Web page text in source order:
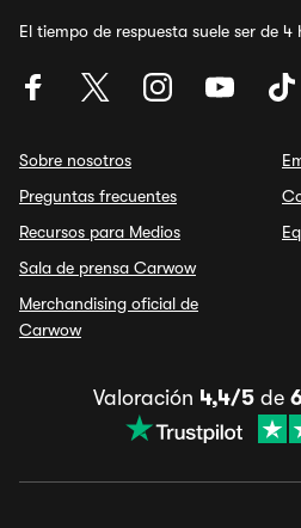
El tiempo de respuesta suele ser de 4
Sobre nosotros
Preguntas frecuentes
Recursos para Medios
Sala de prensa Carwow
Merchandising oficial de
Carwow
Valoración 4,4/5 de